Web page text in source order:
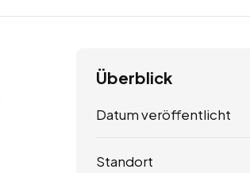
Überblick
Datum veröffentlicht
Standort